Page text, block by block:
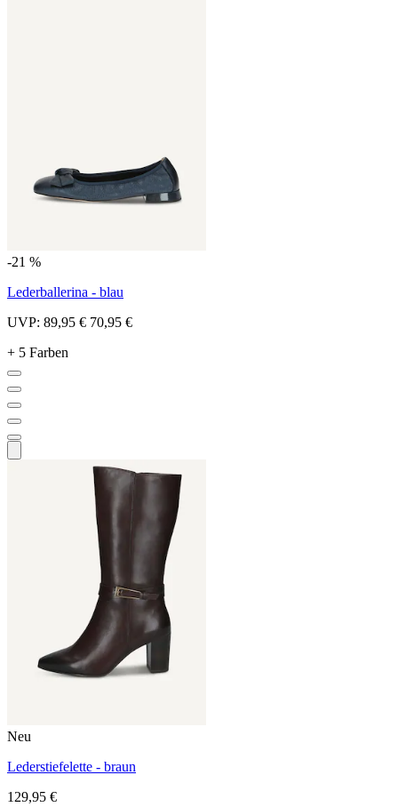
-21 %
Lederballerina - blau
UVP: 89,95 € 70,95 €
+ 5 Farben
Neu
Lederstiefelette - braun
129,95 €